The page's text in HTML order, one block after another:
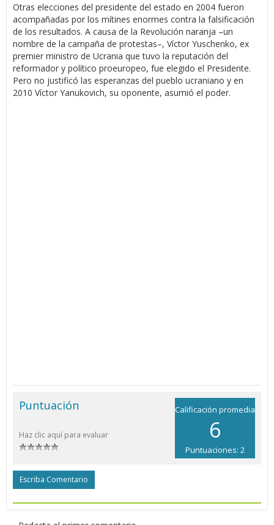
Otras elecciones del presidente del estado en 2004 fueron
acompañadas por los mítines enormes contra la falsificación
de los resultados. A causa de la Revolución naranja –un
nombre de la campaña de protestas–, Víctor Yuschenko, ex
premier ministro de Ucrania que tuvo la reputación del
reformador y político proeuropeo, fue elegido el Presidente.
Pero no justificó las esperanzas del pueblo ucraniano y en
2010 Víctor Yanukovich, su oponente, asumió el poder.
Calificación promedia
6
Puntuaciones: 2
Puntuación
Haz clic aquí para evaluar
Escriba Comentario